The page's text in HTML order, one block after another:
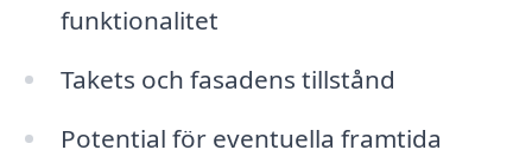
funktionalitet
Takets och fasadens tillstånd
Potential för eventuella framtida